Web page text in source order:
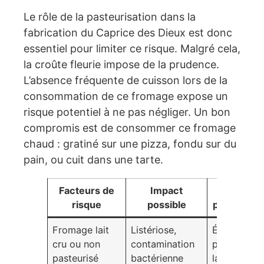
Le rôle de la pasteurisation dans la
fabrication du Caprice des Dieux est donc
essentiel pour limiter ce risque. Malgré cela,
la croûte fleurie impose de la prudence.
L’absence fréquente de cuisson lors de la
consommation de ce fromage expose un
risque potentiel à ne pas négliger. Un bon
compromis est de consommer ce fromage
chaud : gratiné sur une pizza, fondu sur du
pain, ou cuit dans une tarte.
Facteurs de
risque
Impact
possible
Fromage lait
cru ou non
pasteurisé
Listériose,
contamination
bactérienne
Éviter,
privilégier
lait